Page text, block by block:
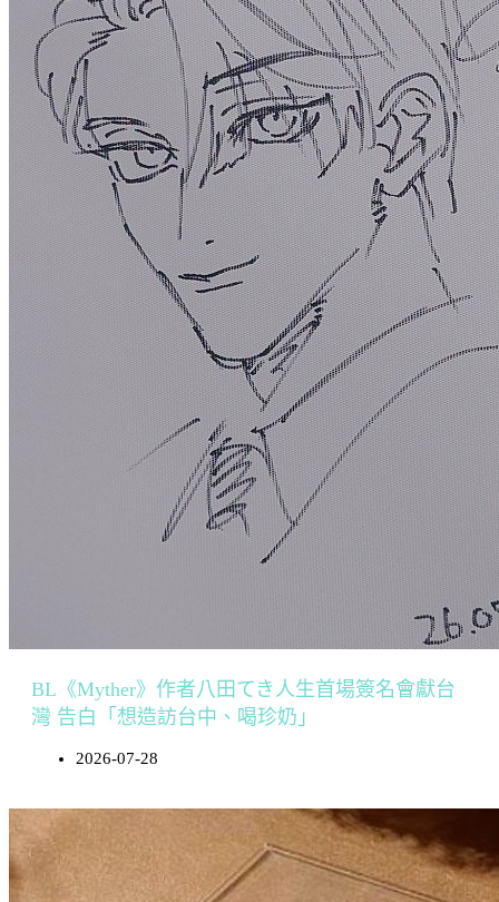
BL《Myther》作者八田てき人生首場簽名會獻台
灣 告白「想造訪台中、喝珍奶」
2026-07-28